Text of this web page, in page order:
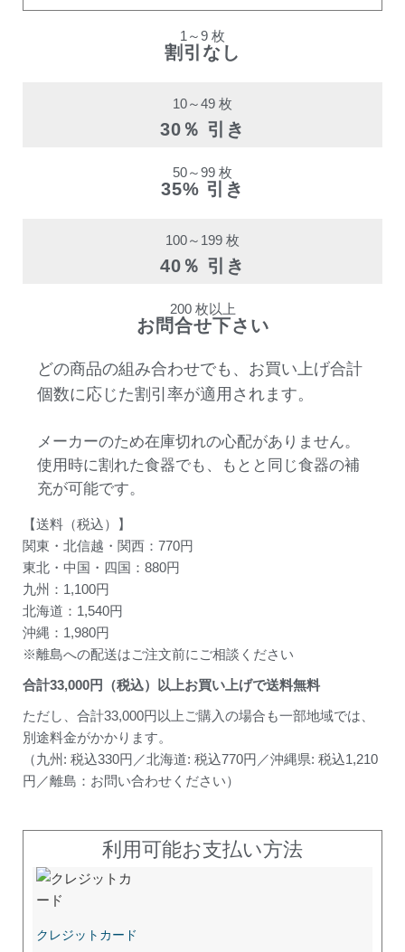
1～9 枚
割引なし
10～49 枚
30％ 引き
50～99 枚
35% 引き
100～199 枚
40％ 引き
200 枚以上
お問合せ下さい
どの商品の組み合わせでも、お買い上げ合計
個数に応じた割引率が適用されます。
メーカーのため在庫切れの心配がありません。
使用時に割れた食器でも、もとと同じ食器の補
充が可能です。
【送料（税込）】
関東・北信越・関西：770円
東北・中国・四国：880円
九州：1,100円
北海道：1,540円
沖縄：1,980円
※離島への配送はご注文前にご相談ください
合計33,000円（税込）以上お買い上げで送料無料
ただし、合計33,000円以上ご購入の場合も一部地域では、
別途料金がかかります。
（九州: 税込330円／北海道: 税込770円／沖縄県: 税込1,210
円／離島：お問い合わせください）
利用可能お支払い方法
クレジットカード